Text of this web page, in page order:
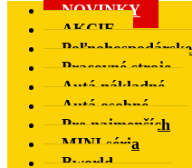
NOVINKY
AKCIE
Pracovné stroje
Autá nákladné
Autá osobné
Pre najmenších
MINI séria
Bworld